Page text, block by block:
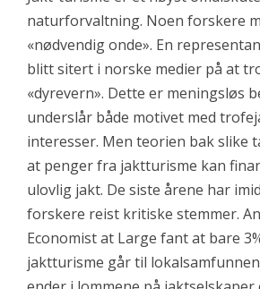
naturforvaltning. Noen forskere
«nødvendig onde». En
blitt sitert i norske medier på at
«dyrevern». Dette er meningsløs
underslår både motivet med
interesser. Men teorien bak slike
at penger fra jaktturisme kan
ulovlig jakt. De siste årene har
forskere reist kritiske stemmer.
Economist at Large fant at bare
jaktturisme går til